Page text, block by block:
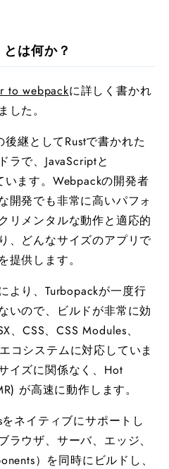
は何か？
to webpackに詳しく書かれ
た。
継としてRustで書かれた
ラで、JavaScriptと
ます。Webpackの開発者
開発でも非常に高いパフォ
リメンタルな動作と適応的
、どんなサイズのアプリで
提供します。
より、Turbopackが一度行
いので、ビルドが非常に効
、CSS、CSS Modules、
コシステムに対応していま
イズに関係なく、Hot
が高速に動作します。
ネイティブにサポートし
ウザ、サーバ、エッジ、
）を同時にビルドし、